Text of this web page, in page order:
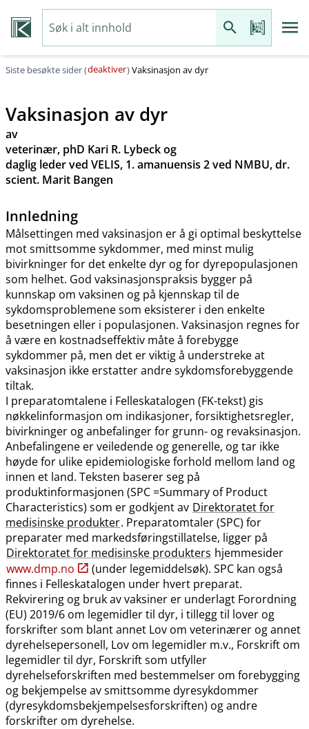
Siste besøkte sider (deaktiver)Vaksinasjon av dyr
Vaksinasjon av dyr
av
veterinær, phD Kari R. Lybeck og
daglig leder ved VELIS, 1. amanuensis 2 ved NMBU, dr.
scient. Marit Bangen
Innledning
Målsettingen med vaksinasjon er å gi optimal beskyttelse
mot smittsomme sykdommer, med minst mulig
bivirkninger for det enkelte dyr og for dyrepopulasjonen
som helhet. God vaksinasjonspraksis bygger på
kunnskap om vaksinen og på kjennskap til de
sykdomsproblemene som eksisterer i den enkelte
besetningen eller i populasjonen. Vaksinasjon regnes for
å være en kostnadseffektiv måte å forebygge
sykdommer på, men det er viktig å understreke at
vaksinasjon ikke erstatter andre sykdomsforebyggende
tiltak.
I preparatomtalene i Felleskatalogen (FK-tekst) gis
nøkkelinformasjon om indikasjoner, forsiktighetsregler,
bivirkninger og anbefalinger for grunn- og revaksinasjon.
Anbefalingene er veiledende og generelle, og tar ikke
høyde for ulike epidemiologiske forhold mellom land og
innen et land. Teksten baserer seg på
produktinformasjonen (SPC =Summary of Product
Characteristics) som er godkjent av Direktoratet for
medisinske produkter. Preparatomtaler (SPC) for
preparater med markedsføringstillatelse, ligger på
Direktoratet for medisinske produkters hjemmesider
www.dmp.no
(under legemiddelsøk). SPC kan også
finnes i Felleskatalogen under hvert preparat.
Rekvirering og bruk av vaksiner er underlagt Forordning
(EU) 2019/6 om legemidler til dyr, i tillegg til lover og
forskrifter som blant annet Lov om veterinærer og annet
dyrehelsepersonell, Lov om legemidler m.v., Forskrift om
legemidler til dyr, Forskrift som utfyller
dyrehelseforskriften med bestemmelser om forebygging
og bekjempelse av smittsomme dyresykdommer
(dyresykdomsbekjempelsesforskriften) og andre
forskrifter om dyrehelse.